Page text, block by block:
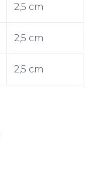
2,5 cm
2,5 cm
2,5 cm